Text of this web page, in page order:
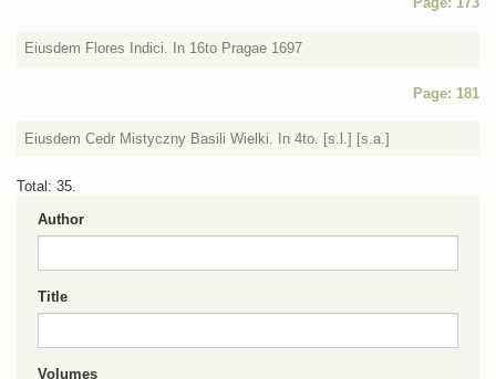
Eiusdem Flores Indici. In 16to Pragae 1697
Page: 181
Eiusdem Cedr Mistyczny Basili Wielki. In 4to. [s.l.] [s.a.]
Total: 35.
Author
Title
Volumes